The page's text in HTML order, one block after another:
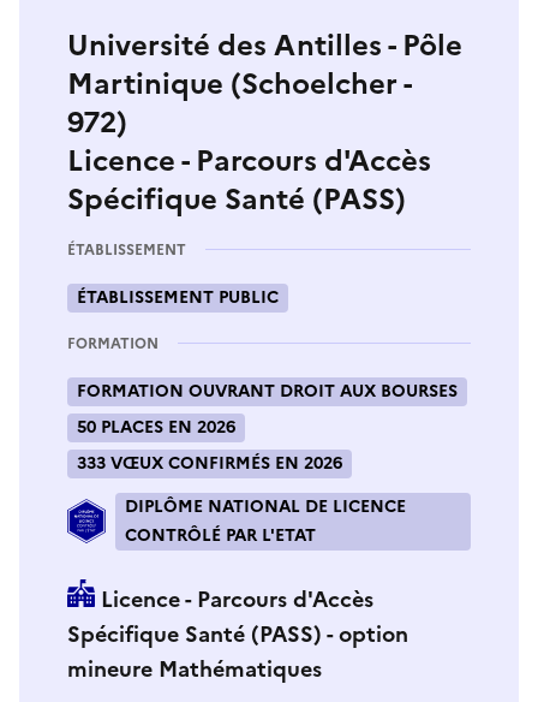
Université des Antilles - Pôle
Martinique (Schoelcher -
972)
Licence - Parcours d'Accès
Spécifique Santé (PASS)
ÉTABLISSEMENT
ÉTABLISSEMENT PUBLIC
FORMATION
FORMATION OUVRANT DROIT AUX BOURSES
50 PLACES EN 2026
333 VŒUX CONFIRMÉS EN 2026
DIPLÔME NATIONAL DE LICENCE
CONTRÔLÉ PAR L'ETAT
Licence - Parcours d'Accès
Spécifique Santé (PASS) - option
mineure Mathématiques